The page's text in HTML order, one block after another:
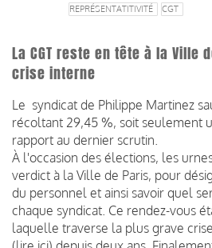
REPRÉSENTATITIVITÉ
CGT
La CGT reste en tête à la Ville
crise interne
Le syndicat de Philippe Martinez
récoltant 29,45 %, soit seulement
rapport au dernier scrutin.
À l'occasion des élections, les
verdict à la Ville de Paris, pour
du personnel et ainsi savoir quel
chaque syndicat. Ce rendez-vous
laquelle traverse la plus grave